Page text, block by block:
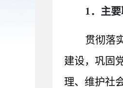
1．主要
贯彻落
建设，巩固
理、维护社